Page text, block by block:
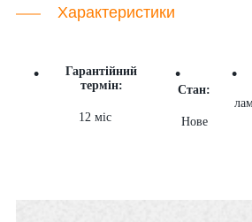
Характеристики
Гарантійний
термін:
12 міс
Стан:
Нове